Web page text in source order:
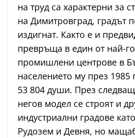
на труд са характерни за
на Димитровград, градът
издигнат. Както е и
превръща в един от най-
промишлени центрове в
населението му през 1985
53 804 души. През
негов модел се строят и
индустриални градове
Рудозем и Девня, но